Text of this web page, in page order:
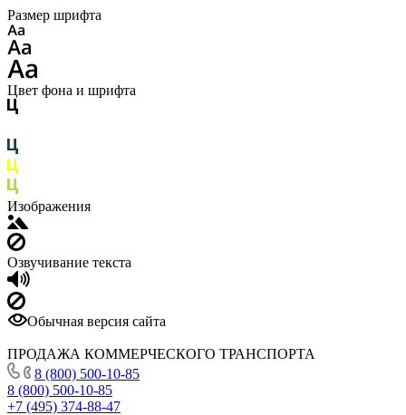
Размер шрифта
Цвет фона и шрифта
Изображения
Озвучивание текста
Обычная версия сайта
ПРОДАЖА КОММЕРЧЕСКОГО ТРАНСПОРТА
8 (800) 500-10-85
8 (800) 500-10-85
+7 (495) 374-88-47